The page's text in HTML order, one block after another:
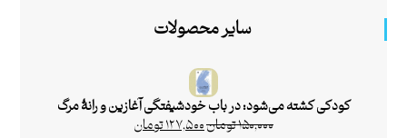
سایر محصولات
کودکی کشته می‌شود: در باب خودشیفتگی آغازین و رانۀ مرگ
۱۵۰,۰۰۰تومان۱۲۷,۵۰۰تومان